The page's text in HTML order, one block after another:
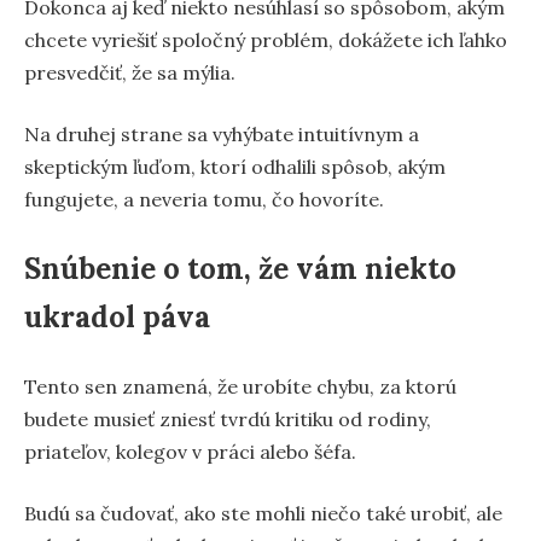
Dokonca aj keď niekto nesúhlasí so spôsobom, akým
chcete vyriešiť spoločný problém, dokážete ich ľahko
presvedčiť, že sa mýlia.
Na druhej strane sa vyhýbate intuitívnym a
skeptickým ľuďom, ktorí odhalili spôsob, akým
fungujete, a neveria tomu, čo hovoríte.
Snúbenie o tom, že vám niekto
ukradol páva
Tento sen znamená, že urobíte chybu, za ktorú
budete musieť zniesť tvrdú kritiku od rodiny,
priateľov, kolegov v práci alebo šéfa.
Budú sa čudovať, ako ste mohli niečo také urobiť, ale